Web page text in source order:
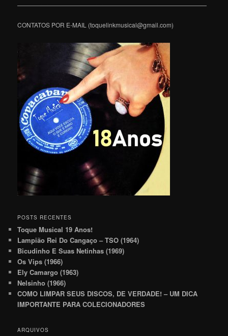
———————————————————————————————
CONTATOS POR E-MAIL (toquelinkmusical@gmail.com)
POSTS RECENTES
Toque Musical 19 Anos!
Lampião Rei Do Cangaço – TSO (1964)
Bicudinho E Suas Netinhas (1969)
Os Vips (1966)
Ely Camargo (1963)
Nelsinho (1966)
COMO LIMPAR SEUS DISCOS, DE VERDADE! – UM DICA
IMPORTANTE PARA COLECIONADORES
ARQUIVOS